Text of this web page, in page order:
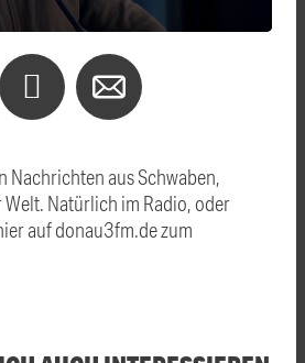
Nachrichten aus Schwaben,
Natürlich im Radio, oder
auf donau3fm.de zum